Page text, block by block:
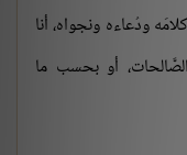
ودُعاءه ونجواه، أنا
أو بحسب ما